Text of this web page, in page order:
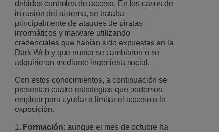
debidos controles de acceso. En los casos de
intrusión del sistema, se trataba
principalmente de ataques de piratas
informáticos y malware utilizando
credenciales que habían sido expuestas en la
Dark Web y que nunca se cambiaron o se
adquirieron mediante ingeniería social.
Con estos conocimientos, a continuación se
presentan cuatro estrategias que podemos
emplear para ayudar a limitar el acceso o la
exposición.
1. Formación: aunque el mes de octubre ha